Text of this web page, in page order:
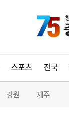
스포츠 전국
강원 제주